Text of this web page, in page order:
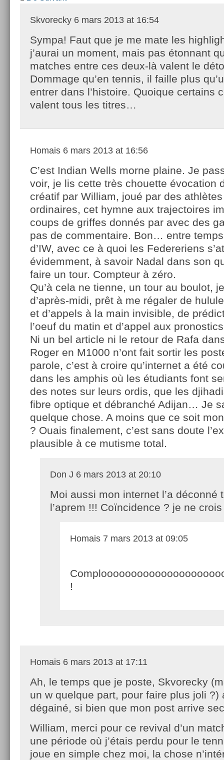
Skvorecky 6 mars 2013 at 16:54
Sympa! Faut que je me mate les
j’aurai un moment, mais pas étonnant
matches entre ces deux-là valent le
Dommage qu’en tennis, il faille plus
entrer dans l’histoire. Quoique certains
valent tous les titres…
Homais 6 mars 2013 at 16:56
C’est Indian Wells morne plaine. Je
voir, je lis cette très chouette évocation
créatif par William, joué par des
ordinaires, cet hymne aux trajectoires
coups de griffes donnés par avec des
pas de commentaire. Bon… entre
d’IW, avec ce à quoi les Federeriens
évidemment, à savoir Nadal dans son
faire un tour. Compteur à zéro.
Qu’à cela ne tienne, un tour au boulot,
d’après-midi, prêt à me régaler de
et d’appels à la main invisible, de
l’oeuf du matin et d’appel aux
Ni un bel article ni le retour de Rafa
Roger en M1000 n’ont fait sortir les
parole, c’est à croire qu’internet a été
dans les amphis où les étudiants font
des notes sur leurs ordis, que les
fibre optique et débranché Adijan… Je
quelque chose. A moins que ce soit
? Ouais finalement, c’est sans doute
plausible à ce mutisme total.
Don J 6 mars 2013 at 20:10
Moi aussi mon internet l’a déconné
l’aprem !!! Coïncidence ? je ne
Homais 7 mars 2013 at 09:05
!
Homais 6 mars 2013 at 17:11
Ah, le temps que je poste, Skvorecky
un w quelque part, pour faire plus joli ?)
dégainé, si bien que mon post arrive
William, merci pour ce revival d’un
une période où j’étais perdu pour le
joue en simple chez moi, la chose